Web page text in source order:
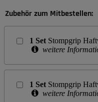
Zubehör zum Mitbestellen:
1 Set Stompgrip
weitere
1 Set Stompgrip
weitere